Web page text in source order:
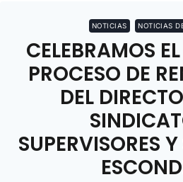
NOTICIAS NOTICIAS
CELEBRAMOS
PROCESO DE
DEL
SUPERVISORES